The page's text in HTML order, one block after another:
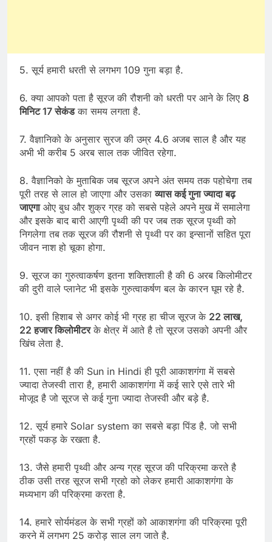
5. सूर्य हमारी धरती से लगभग 109 गुना बड़ा है.
6. क्या आपको पता है सूरज की रौशनी को धरती पर आने के लिए 8
मिनिट 17 सेकंडका समय लगता है.
7. वैज्ञानिको के अनुसार सुरज की उम्र 4.6 अजब साल है और यह
अभी भी करीब 5 अरब साल तक जीवित रहेगा.
8. वैज्ञानिको के मुताबिक जब सूरज अपने अंत समय तक पहोचेगा तब
पूरी तरह से लाल हो जाएगा और उसकाव्यास कई गुना ज्यादा बढ़
जाएगाओए बुध और शुक्र ग्रह को सबसे पहेले अपने मुख में समालेगा
और इसके बाद बारी आएगी पृथ्वी की पर जब तक सूरज पृथ्वी को
निगलेगा तब तक सूरज की रौशनी से पृथ्वी पर का इन्सानों सहित पूरा
जीवन नाश हो चूका होगा.
9. सूरज का गुरुत्वाकर्षण इतना शक्तिशाली है की 6 अरब किलोमीटर
की दुरी वाले प्लानेट भी इसके गुरुत्वाकर्षण बल के कारन घूम रहे है.
10. इसी हिशाब से अगर कोई भी ग्रह हा चीज सूरज के 22 लाख,
22 हजार किलोमीटरके क्षेत्र में आते है तो सूरज उसको अपनी और
खिंच लेता है.
11. एसा नहीं है की Sun in Hindi ही पूरी आकाशगंगा में सबसे
ज्यादा तेजस्वी तारा है, हमारी आकाशगंगा में कई सारे एसे तारे भी
मोजूद है जो सूरज से कई गुना ज्यादा तेजस्वी और बड़े है.
12. सूर्य हमारे Solar system का सबसे बड़ा पिंड है. जो सभी
ग्रहों पकड़ के रखता है.
13. जैसे हमारी पृथ्वी और अन्य ग्रह सूरज की परिक्रमा करते है
ठीक उसी तरह सूरज सभी ग्रहो को लेकर हमारी आकाशगंगा के
मध्यभाग की परिक्रमा करता है.
14. हमारे सोर्यमंडल के सभी ग्रहों को आकाशगंगा की परिक्रमा पूरी
करने में लगभग 25 करोड़ साल लग जाते है.